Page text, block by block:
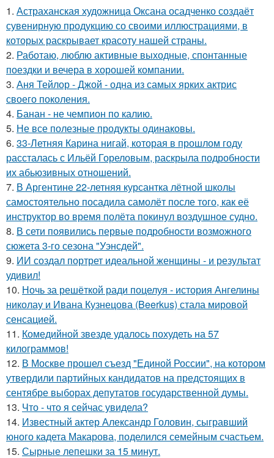
1. Астраханская художница Оксана осадченко создаёт
сувенирную продукцию со своими иллюстрациями, в
которых раскрывает красоту нашей страны.
2. Работаю, люблю активные выходные, спонтанные
поездки и вечера в хорошей компании.
3. Аня Тейлор - Джой - одна из самых ярких актрис
своего поколения.
4. Банан - не чемпион по калию.
5. Не все полезные продукты одинаковы.
6. 33-Летняя Карина нигай, которая в прошлом году
рассталась с Ильёй Гореловым, раскрыла подробности
их абьюзивных отношений.
7. В Аргентине 22-летняя курсантка лётной школы
самостоятельно посадила самолёт после того, как её
инструктор во время полёта покинул воздушное судно.
8. В сети появились первые подробности возможного
сюжета 3-го сезона "Уэнсдей".
9. ИИ создал портрет идеальной женщины - и результат
удивил!
10. Ночь за решёткой ради поцелуя - история Ангелины
николау и Ивана Кузнецова (Beerkus) стала мировой
сенсацией.
11. Комедийной звезде удалось похудеть на 57
килограммов!
12. В Москве прошел съезд "Единой России", на котором
утвердили партийных кандидатов на предстоящих в
сентябре выборах депутатов государственной думы.
13. Что - что я сейчас увидела?
14. Известный актер Александр Головин, сыгравший
юного кадета Макарова, поделился семейным счастьем.
15. Сырные лепешки за 15 минут.